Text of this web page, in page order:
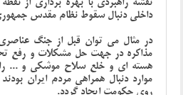
داخلی دنبال سقوط نظام مقدس
در مثال می توان قبل از جنگ عناصری
مذاکره در جهت حل مشکلات و رفع
هسته ای و خلع سلاح موشکی و ... را
موارد دنبال همراهی مردم ایران
روی حکومت ایجاد گردد.